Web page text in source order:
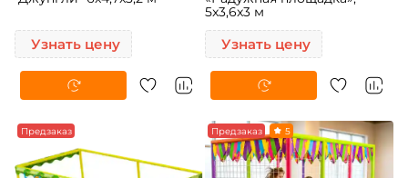
Узнать цену
5x3,6x3 м
Узнать цену
Предзаказ Предзаказ 5